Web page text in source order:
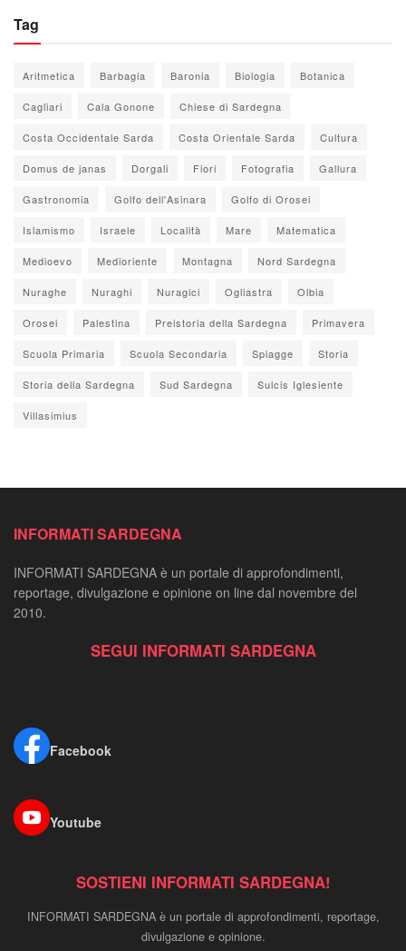
Tag
Aritmetica Barbagia Baronia Biologia Botanica
Cagliari Cala Gonone Chiese di Sardegna
Costa Occidentale Sarda Costa Orientale Sarda Cultura
Domus de janas Dorgali Fiori Fotografia Gallura
Gastronomia Golfo dell'Asinara Golfo di Orosei
Islamismo Israele Località Mare Matematica
Medioevo Medioriente Montagna Nord Sardegna
Nuraghe Nuraghi Nuragici Ogliastra Olbia
Orosei Palestina Preistoria della Sardegna Primavera
Scuola Primaria Scuola Secondaria Spiagge Storia
Storia della Sardegna Sud Sardegna Sulcis Iglesiente
Villasimius
INFORMATI SARDEGNA
INFORMATI SARDEGNA è un portale di approfondimenti,
reportage, divulgazione e opinione on line dal novembre del
2010.
SEGUI INFORMATI SARDEGNA
Facebook
Youtube
SOSTIENI INFORMATI SARDEGNA!
INFORMATI SARDEGNA è un portale di approfondimenti, reportage,
divulgazione e opinione.